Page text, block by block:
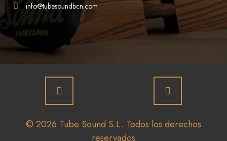
info@tubesoundbcn.com
© 2026 Tube Sound S.L. Todos los derechos
reservados